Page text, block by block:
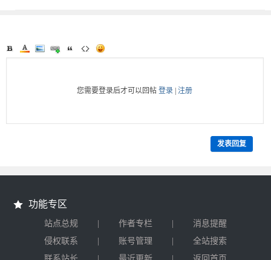
您需要登录后才可以回帖登录 |注册
发表回复
功能专区
站点总规 | 作者专栏 |
消息提醒
侵权联系
| 账号管理 |
全站搜索